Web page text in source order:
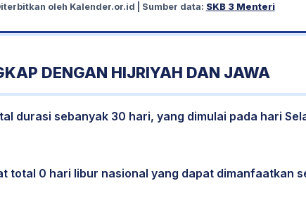
oleh Kalender.or.id | Sumber data: SKB 3 Menteri
DENGAN HIJRIYAH DAN JAWA
durasi sebanyak 30 hari, yang dimulai pada hari
total 0 hari libur nasional yang dapat dimanfaatkan